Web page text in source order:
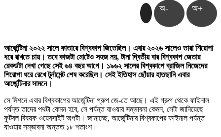
অ- অ+
আর্জেন্টিনা ২০২২ সালে কাতারে বিশ্বকাপ জিতেছিল। এবার ২০২৬ সালেও তারা শিরোপা
ধরে রাখতে চায়। তবে কাজটা মোটেও সহজ নয়, টানা দ্বিতীয় বার বিশ্বকাপ জেতার
রেকর্ডটা দেখা গেছে সেই ৬৪ বছর আগে। ১৯৬২ সালের বিশ্বকাপে ব্রাজিল নিজেদের
শিরোপা ধরে রেখে টুর্নামেন্ট শেষ করেছিল। সেই ইতিহাস ছোঁয়ার হাতছানি এবার
আর্জেন্টিনার সামনে।
সে মিশনে এবার বিশ্বকাপের আর্জেন্টিনা গ্রুপ জে-তে আছে। এই গ্রুপ থেকে ফাইনাল
পর্যন্ত তাদের পথটা কেমন হবে, সে পর্যন্ত যাওয়ার সম্ভাবনা কেমন, সেটা জানিয়েছে
ফুটবল বিষয়ক ওয়েবসাইট অপটা। জানাচ্ছে, আর্জেন্টিনার বিশ্বকাপের ফাইনাল পর্যন্ত
যাওয়ার সম্ভাবনা অন্তত ১৮ শতাংশ।